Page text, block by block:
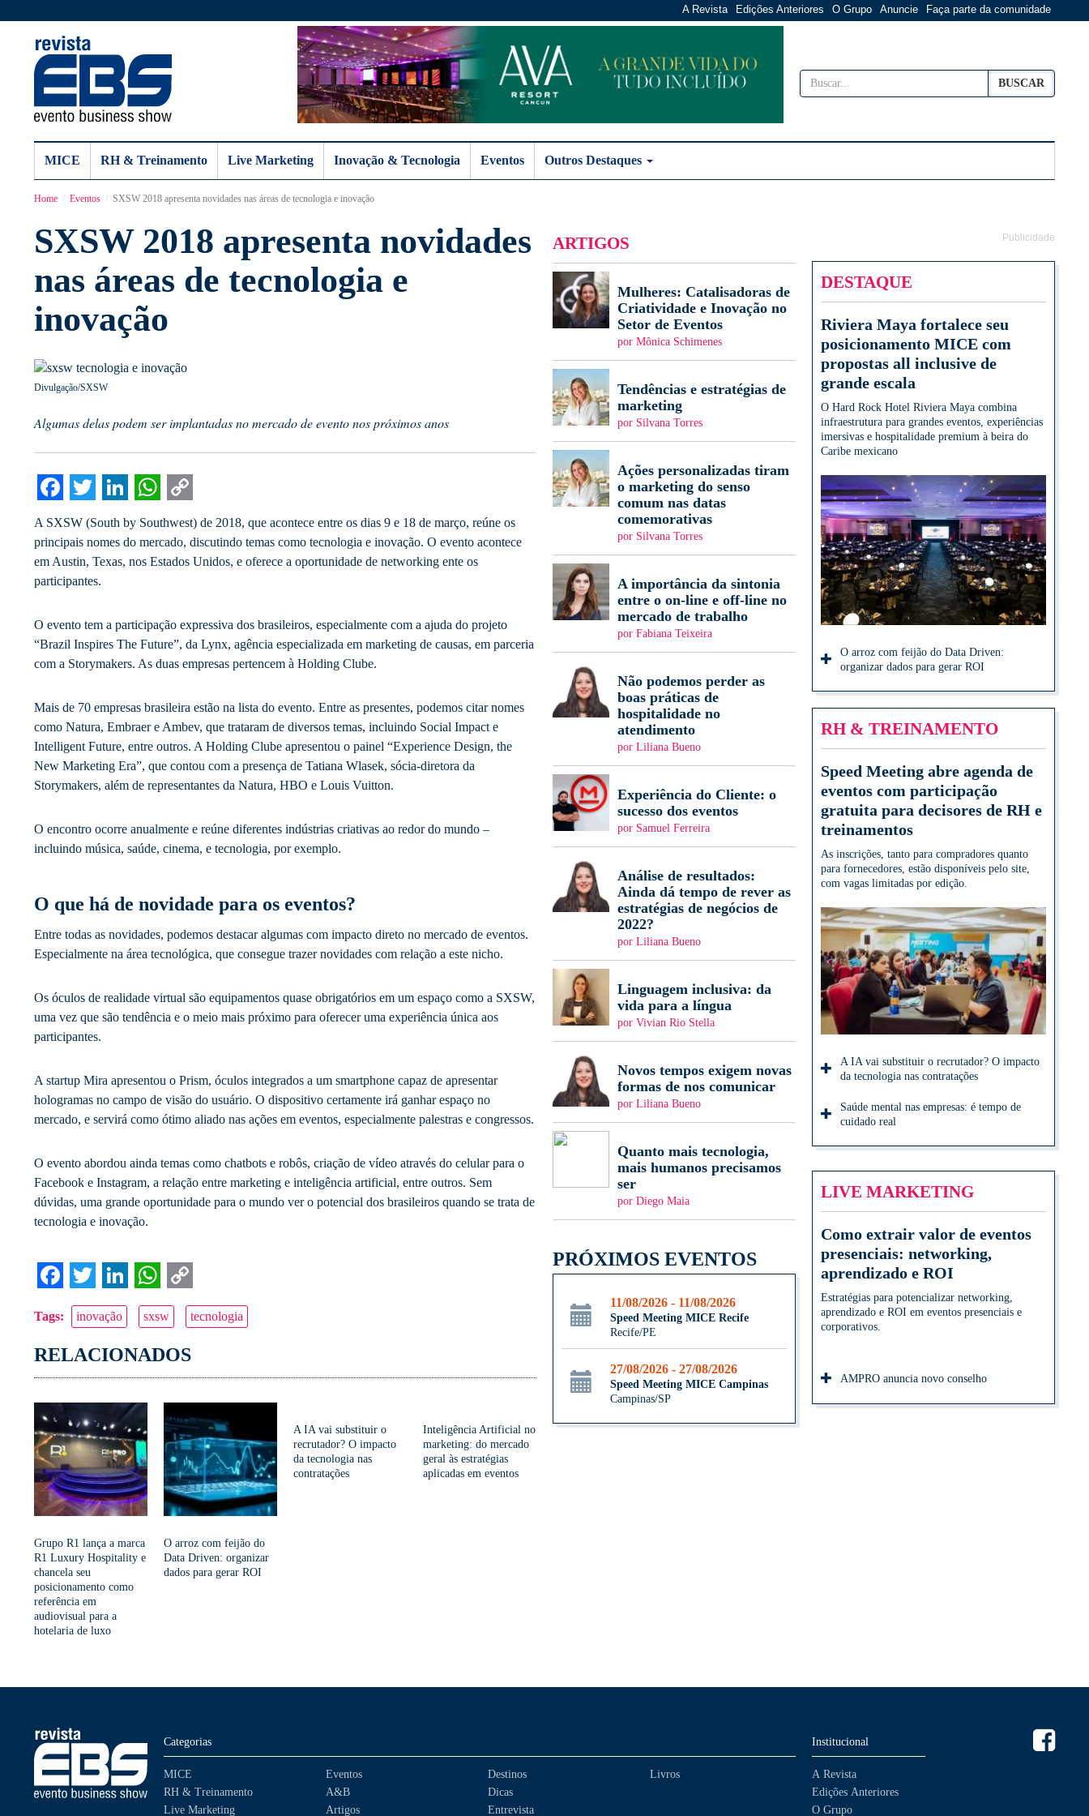
A Revista Edições Anteriores O Grupo Anuncie Faça parte da comunidade
BUSCAR
MICE RH & Treinamento Live Marketing Inovação & Tecnologia Eventos Outros Destaques
Home Eventos SXSW 2018 apresenta novidades nas áreas de tecnologia e inovação
SXSW 2018 apresenta novidades
nas áreas de tecnologia e
inovação
Divulgação/SXSW
Algumas delas podem ser implantadas no mercado de evento nos próximos anos
Facebook
Twitter
LinkedIn
WhatsApp
Copy
Link
A SXSW (South by Southwest) de 2018, que acontece entre os dias 9 e 18 de março, reúne os
principais nomes do mercado, discutindo temas como tecnologia e inovação. O evento acontece
em Austin, Texas, nos Estados Unidos, e oferece a oportunidade de networking ente os
participantes.
O evento tem a participação expressiva dos brasileiros, especialmente com a ajuda do projeto
“Brazil Inspires The Future”, da Lynx, agência especializada em marketing de causas, em parceria
com a Storymakers. As duas empresas pertencem à Holding Clube.
Mais de 70 empresas brasileira estão na lista do evento. Entre as presentes, podemos citar nomes
como Natura, Embraer e Ambev, que trataram de diversos temas, incluindo Social Impact e
Intelligent Future, entre outros. A Holding Clube apresentou o painel “Experience Design, the
New Marketing Era”, que contou com a presença de Tatiana Wlasek, sócia-diretora da
Storymakers, além de representantes da Natura, HBO e Louis Vuitton.
O encontro ocorre anualmente e reúne diferentes indústrias criativas ao redor do mundo –
incluindo música, saúde, cinema, e tecnologia, por exemplo.
O que há de novidade para os eventos?
Entre todas as novidades, podemos destacar algumas com impacto direto no mercado de eventos.
Especialmente na área tecnológica, que consegue trazer novidades com relação a este nicho.
Os óculos de realidade virtual são equipamentos quase obrigatórios em um espaço como a SXSW,
uma vez que são tendência e o meio mais próximo para oferecer uma experiência única aos
participantes.
A startup Mira apresentou o Prism, óculos integrados a um smartphone capaz de apresentar
hologramas no campo de visão do usuário. O dispositivo certamente irá ganhar espaço no
mercado, e servirá como ótimo aliado nas ações em eventos, especialmente palestras e congressos.
O evento abordou ainda temas como chatbots e robôs, criação de vídeo através do celular para o
Facebook e Instagram, a relação entre marketing e inteligência artificial, entre outros. Sem
dúvidas, uma grande oportunidade para o mundo ver o potencial dos brasileiros quando se trata de
tecnologia e inovação.
Facebook
Twitter
LinkedIn
WhatsApp
Copy
Link
Tags: inovação sxsw tecnologia
RELACIONADOS
Grupo R1 lança a marca
R1 Luxury Hospitality e
chancela seu
posicionamento como
referência em
audiovisual para a
hotelaria de luxo
O arroz com feijão do
Data Driven: organizar
dados para gerar ROI
A IA vai substituir o
recrutador? O impacto
da tecnologia nas
contratações
Inteligência Artificial no
marketing: do mercado
geral às estratégias
aplicadas em eventos
ARTIGOS
Mulheres: Catalisadoras de
Criatividade e Inovação no
Setor de Eventos
por Mônica Schimenes
Tendências e estratégias de
marketing
por Silvana Torres
Ações personalizadas tiram
o marketing do senso
comum nas datas
comemorativas
por Silvana Torres
A importância da sintonia
entre o on-line e off-line no
mercado de trabalho
por Fabiana Teixeira
Não podemos perder as
boas práticas de
hospitalidade no
atendimento
por Liliana Bueno
Experiência do Cliente: o
sucesso dos eventos
por Samuel Ferreira
Análise de resultados:
Ainda dá tempo de rever as
estratégias de negócios de
2022?
por Liliana Bueno
Linguagem inclusiva: da
vida para a língua
por Vivian Rio Stella
Novos tempos exigem novas
formas de nos comunicar
por Liliana Bueno
Quanto mais tecnologia,
mais humanos precisamos
ser
por Diego Maia
PRÓXIMOS EVENTOS
11/08/2026 - 11/08/2026
Speed Meeting MICE Recife
Recife/PE
27/08/2026 - 27/08/2026
Speed Meeting MICE Campinas
Campinas/SP
Publicidade
DESTAQUE
Riviera Maya fortalece seu
posicionamento MICE com
propostas all inclusive de
grande escala
O Hard Rock Hotel Riviera Maya combina
infraestrutura para grandes eventos, experiências
imersivas e hospitalidade premium à beira do
Caribe mexicano
O arroz com feijão do Data Driven:
organizar dados para gerar ROI
RH & TREINAMENTO
Speed Meeting abre agenda de
eventos com participação
gratuita para decisores de RH e
treinamentos
As inscrições, tanto para compradores quanto
para fornecedores, estão disponíveis pelo site,
com vagas limitadas por edição.
A IA vai substituir o recrutador? O impacto
da tecnologia nas contratações
Saúde mental nas empresas: é tempo de
cuidado real
LIVE MARKETING
Como extrair valor de eventos
presenciais: networking,
aprendizado e ROI
Estratégias para potencializar networking,
aprendizado e ROI em eventos presenciais e
corporativos.
AMPRO anuncia novo conselho
Categorias
MICE
RH & Treinamento
Live Marketing
Eventos
A&B
Artigos
Destinos
Dicas
Entrevista
Livros
Institucional
A Revista
Edições Anteriores
O Grupo